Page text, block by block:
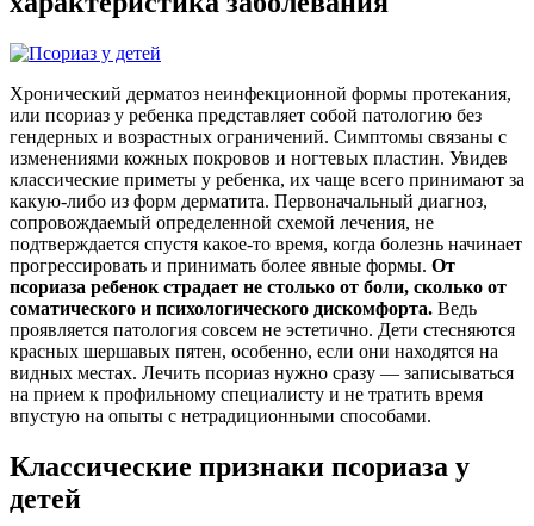
Хронический дерматоз неинфекционной формы протекания,
или псориаз у ребенка представляет собой патологию без
гендерных и возрастных ограничений. Симптомы связаны с
изменениями кожных покровов и ногтевых пластин. Увидев
классические приметы у ребенка, их чаще всего принимают за
какую-либо из форм дерматита. Первоначальный диагноз,
сопровождаемый определенной схемой лечения, не
подтверждается спустя какое-то время, когда болезнь начинает
прогрессировать и принимать более явные формы. От
псориаза ребенок страдает не столько от боли, сколько от
соматического и психологического дискомфорта. Ведь
проявляется патология совсем не эстетично. Дети стесняются
красных шершавых пятен, особенно, если они находятся на
видных местах. Лечить псориаз нужно сразу — записываться
на прием к профильному специалисту и не тратить время
впустую на опыты с нетрадиционными способами.
Классические признаки псориаза у
детей